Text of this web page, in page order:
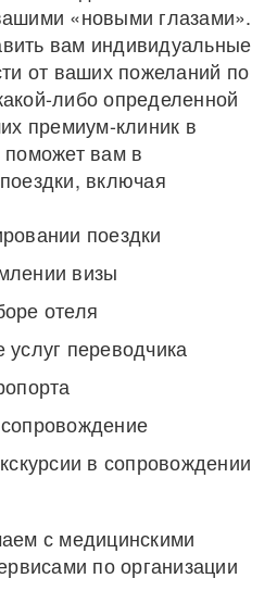
«новыми глазами».
вам индивидуальные
от ваших пожеланий по
либо определенной
премиум-клиник в
вам в
включая
поездки
визы
отеля
переводчика
в сопровождении
с медицинскими
по организации